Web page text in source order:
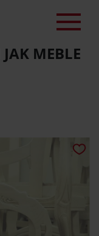
MEBLE